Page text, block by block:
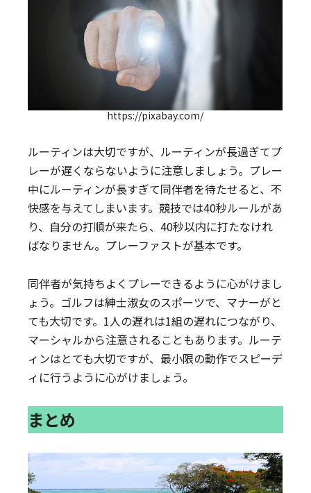
https://pixabay.com/
ルーティンは大切ですが、ルーティンが長過ぎてプ
レーが遅くならないように注意しましょう。プレー
中にルーティンが長すぎて同伴者を待たせると、不
快感を与えてしまいます。競技では40秒ルールがあ
り、自分の打順が来たら、40秒以内に打たなけれ
ばなりません。プレーファストが基本です。
同伴者が気持ちよくプレーできるように心がけまし
ょう。ゴルフは紳士淑女のスポーツで、マナーがと
ても大切です。1人の遅れは1組の遅れにつながり、
マーシャルから注意されることもあります。ルーテ
ィンはとても大切ですが、最小限の動作でスピーデ
ィに行うように心がけましょう。
まとめ